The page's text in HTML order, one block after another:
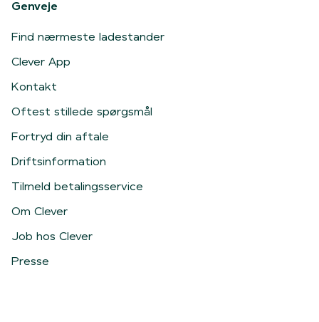
Genveje
Find nærmeste ladestander
Clever App
Kontakt
Oftest stillede spørgsmål
Fortryd din aftale
Driftsinformation
Tilmeld betalingsservice
Om Clever
Job hos Clever
Presse